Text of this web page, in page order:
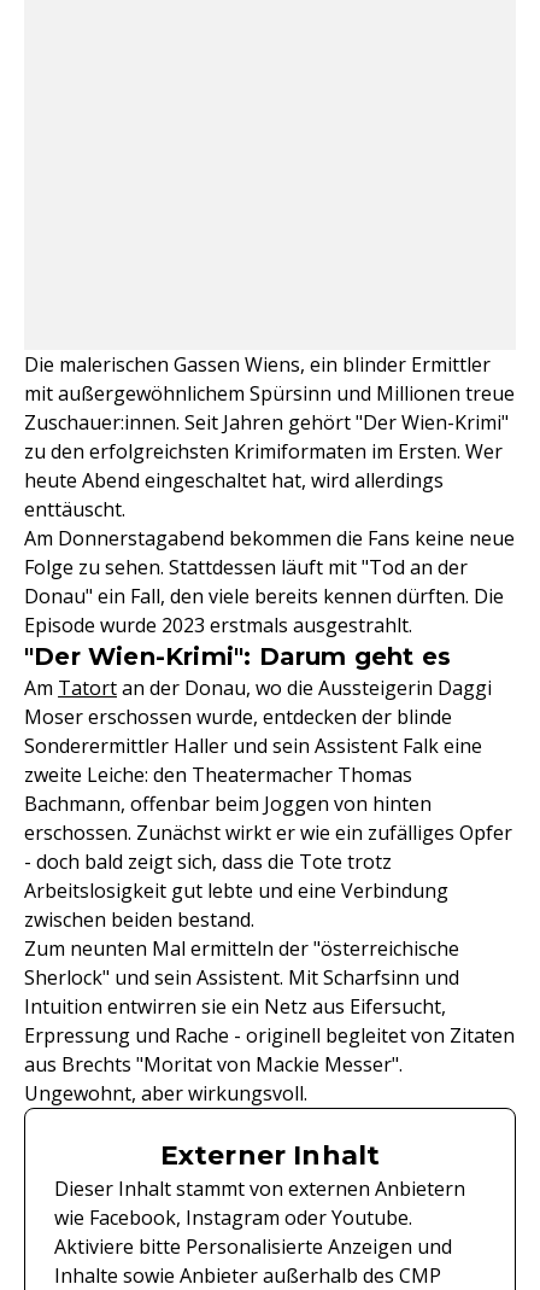
Die malerischen Gassen Wiens, ein blinder Ermittler
mit außergewöhnlichem Spürsinn und Millionen treue
Zuschauer:innen. Seit Jahren gehört "Der Wien-Krimi"
zu den erfolgreichsten Krimiformaten im Ersten. Wer
heute Abend eingeschaltet hat, wird allerdings
enttäuscht.
Am Donnerstagabend bekommen die Fans keine neue
Folge zu sehen. Stattdessen läuft mit "Tod an der
Donau" ein Fall, den viele bereits kennen dürften. Die
Episode wurde 2023 erstmals ausgestrahlt.
"Der Wien-Krimi": Darum geht es
Am Tatortan der Donau, wo die Aussteigerin Daggi
Moser erschossen wurde, entdecken der blinde
Sonderermittler Haller und sein Assistent Falk eine
zweite Leiche: den Theatermacher Thomas
Bachmann, offenbar beim Joggen von hinten
erschossen. Zunächst wirkt er wie ein zufälliges Opfer
- doch bald zeigt sich, dass die Tote trotz
Arbeitslosigkeit gut lebte und eine Verbindung
zwischen beiden bestand.
Zum neunten Mal ermitteln der "österreichische
Sherlock" und sein Assistent. Mit Scharfsinn und
Intuition entwirren sie ein Netz aus Eifersucht,
Erpressung und Rache - originell begleitet von Zitaten
aus Brechts "Moritat von Mackie Messer".
Ungewohnt, aber wirkungsvoll.
Externer Inhalt
Dieser Inhalt stammt von externen Anbietern
wie Facebook, Instagram oder Youtube.
Aktiviere bitte Personalisierte Anzeigen und
Inhalte sowie Anbieter außerhalb des CMP